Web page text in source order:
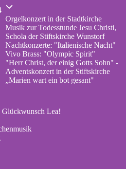
Unternavigation
2024
Orgelkonzert in der Stadtkirche
Musik zur Todesstunde Jesu Christi,
Schola der Stiftskirche Wunstorf
Nachtkonzerte: "Italienische Nacht"
Vivo Brass: "Olympic Spirit"
"Herr Christ, der einig Gotts Sohn" -
Adventskonzert in der Stiftskirche
„Marien wart ein bot gesant"
Glückwunsch Lea!